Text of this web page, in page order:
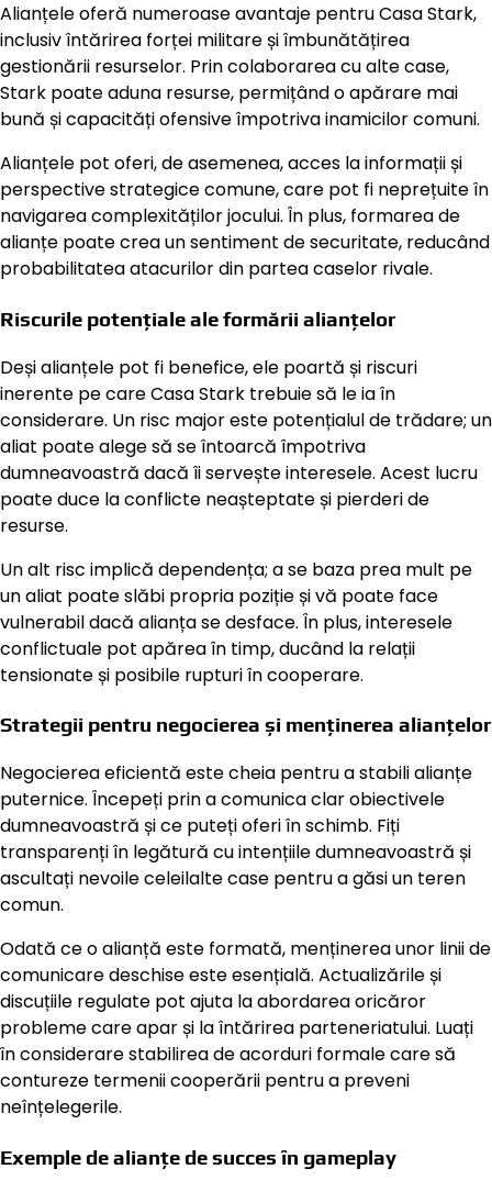
Alianțele oferă numeroase avantaje pentru Casa Stark,
inclusiv întărirea forței militare și îmbunătățirea
gestionării resurselor. Prin colaborarea cu alte case,
Stark poate aduna resurse, permițând o apărare mai
bună și capacități ofensive împotriva inamicilor comuni.
Alianțele pot oferi, de asemenea, acces la informații și
perspective strategice comune, care pot fi neprețuite în
navigarea complexităților jocului. În plus, formarea de
alianțe poate crea un sentiment de securitate, reducând
probabilitatea atacurilor din partea caselor rivale.
Riscurile potențiale ale formării alianțelor
Deși alianțele pot fi benefice, ele poartă și riscuri
inerente pe care Casa Stark trebuie să le ia în
considerare. Un risc major este potențialul de trădare; un
aliat poate alege să se întoarcă împotriva
dumneavoastră dacă îi servește interesele. Acest lucru
poate duce la conflicte neașteptate și pierderi de
resurse.
Un alt risc implică dependența; a se baza prea mult pe
un aliat poate slăbi propria poziție și vă poate face
vulnerabil dacă alianța se desface. În plus, interesele
conflictuale pot apărea în timp, ducând la relații
tensionate și posibile rupturi în cooperare.
Strategii pentru negocierea și menținerea alianțelor
Negocierea eficientă este cheia pentru a stabili alianțe
puternice. Începeți prin a comunica clar obiectivele
dumneavoastră și ce puteți oferi în schimb. Fiți
transparenți în legătură cu intențiile dumneavoastră și
ascultați nevoile celeilalte case pentru a găsi un teren
comun.
Odată ce o alianță este formată, menținerea unor linii de
comunicare deschise este esențială. Actualizările și
discuțiile regulate pot ajuta la abordarea oricăror
probleme care apar și la întărirea parteneriatului. Luați
în considerare stabilirea de acorduri formale care să
contureze termenii cooperării pentru a preveni
neînțelegerile.
Exemple de alianțe de succes în gameplay